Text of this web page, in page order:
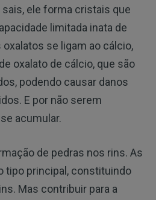
ele forma cristais que
limitada inata de
se ligam ao cálcio,
oxalato de cálcio, que são
podendo causar danos
E por não serem
acumular.
de pedras nos rins. As
tipo principal, constituindo
Mas contribuir para a